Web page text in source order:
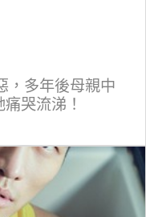
，多年後母親中
哭流涕！